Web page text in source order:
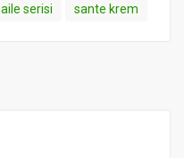
aile serisi sante krem